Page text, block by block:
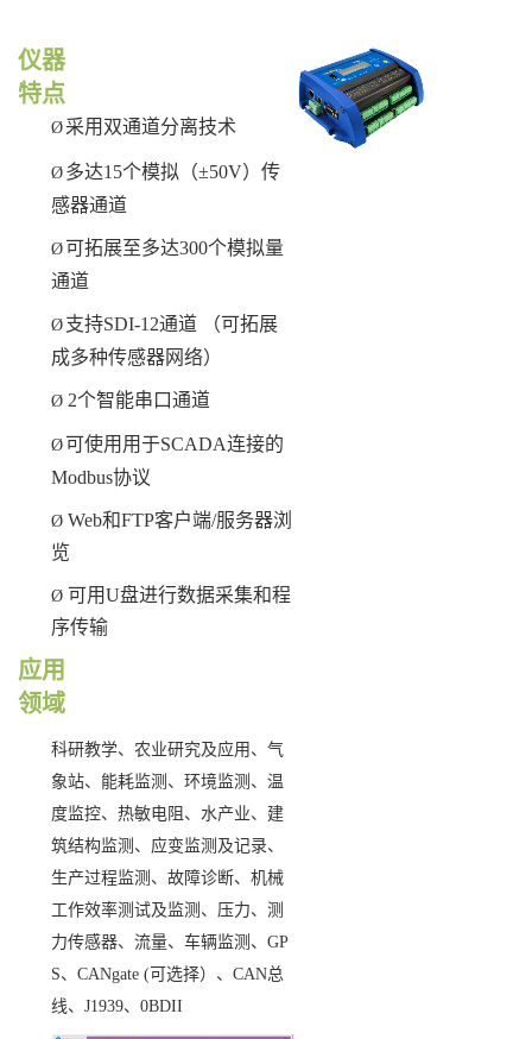
仪器
特点
Ø 采用双通道分离技术
Ø 多达15个模拟（±50V）传
感器通道
Ø 可拓展至多达300个模拟量
通道
Ø 支持SDI-12通道 （可拓展
成多种传感器网络）
Ø 2个智能串口通道
Ø 可使用用于SCADA连接的
Modbus协议
Ø Web和FTP客户端/服务器浏
览
Ø 可用U盘进行数据采集和程
序传输
应用
领域
科研教学、农业研究及应用、气
象站、能耗监测、环境监测、温
度监控、热敏电阻、水产业、建
筑结构监测、应变监测及记录、
生产过程监测、故障诊断、机械
工作效率测试及监测、压力、测
力传感器、流量、车辆监测、 GP
S、 CANgate (可选择）、 CAN总
线、 J1939、 0BDII